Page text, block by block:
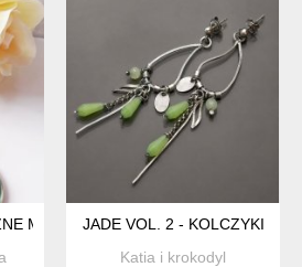
MUSZLE MORSKIE ZIELONE,
JADE VOL. 2 - KOLCZYKI
Katia i krokodyl